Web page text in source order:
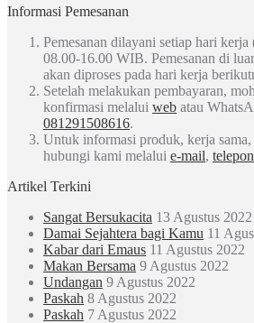
Informasi Pemesanan
Pemesanan dilayani setiap hari
08.00-16.00 WIB. Pemesanan di
akan diproses pada hari kerja
Setelah melakukan pembayaran,
konfirmasi melalui web atau
081291508616.
Untuk informasi produk, kerja sama,
hubungi kami melalui e-mail, telepon
Artikel Terkini
Sangat Bersukacita 13 Agustus 2022
Damai Sejahtera bagi Kamu 11
Kabar dari Emaus 11 Agustus 2022
Makan Bersama 9 Agustus 2022
Undangan 9 Agustus 2022
Paskah 8 Agustus 2022
Paskah 7 Agustus 2022